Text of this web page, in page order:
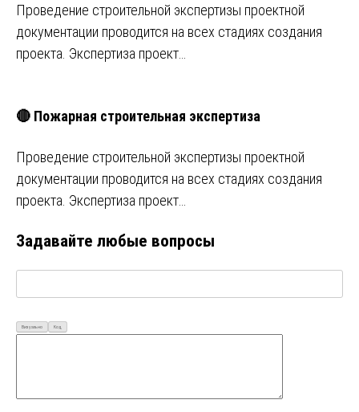
Проведение строительной экспертизы проектной
документации проводится на всех стадиях создания
проекта. Экспертиза проект…
🔴 Пожарная строительная экспертиза
Проведение строительной экспертизы проектной
документации проводится на всех стадиях создания
проекта. Экспертиза проект…
Задавайте любые вопросы
Визуально Код